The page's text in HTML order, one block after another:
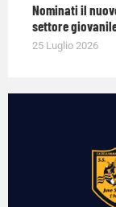
Nominati il
settore
25 Luglio 2026